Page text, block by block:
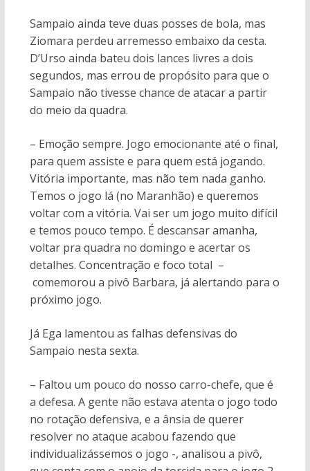
Sampaio ainda teve duas posses de bola, mas
Ziomara perdeu arremesso embaixo da cesta.
D’Urso ainda bateu dois lances livres a dois
segundos, mas errou de propósito para que o
Sampaio não tivesse chance de atacar a partir
do meio da quadra.
– Emoção sempre. Jogo emocionante até o final,
para quem assiste e para quem está jogando.
Vitória importante, mas não tem nada ganho.
Temos o jogo lá (no Maranhão) e queremos
voltar com a vitória. Vai ser um jogo muito difícil
e temos pouco tempo. É descansar amanha,
voltar pra quadra no domingo e acertar os
detalhes. Concentração e foco total –
comemorou a pivô Barbara, já alertando para o
próximo jogo.
Já Ega lamentou as falhas defensivas do
Sampaio nesta sexta.
– Faltou um pouco do nosso carro-chefe, que é
a defesa. A gente não estava atenta o jogo todo
no rotação defensiva, e a ânsia de querer
resolver no ataque acabou fazendo que
individualizássemos o jogo -, analisou a pivô,